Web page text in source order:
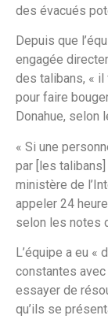
des évacués
Depuis que
engagée
des talibans, « il
pour faire
Donahue, selon
« Si une
par [les
ministère de
appeler 24
selon les notes
L’équipe a eu «
constantes
essayer de
qu’ils se